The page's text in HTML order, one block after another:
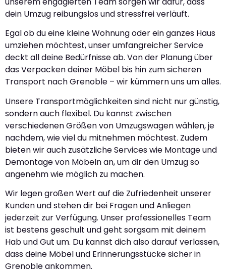
dein Umzug reibungslos und stressfrei verläuft.
Egal ob du eine kleine Wohnung oder ein ganzes Haus
umziehen möchtest, unser umfangreicher Service
deckt all deine Bedürfnisse ab. Von der Planung über
das Verpacken deiner Möbel bis hin zum sicheren
Transport nach Grenoble – wir kümmern uns um alles.
Unsere Transportmöglichkeiten sind nicht nur günstig,
sondern auch flexibel. Du kannst zwischen
verschiedenen Größen von Umzugswagen wählen, je
nachdem, wie viel du mitnehmen möchtest. Zudem
bieten wir auch zusätzliche Services wie Montage und
Demontage von Möbeln an, um dir den Umzug so
angenehm wie möglich zu machen.
Wir legen großen Wert auf die Zufriedenheit unserer
Kunden und stehen dir bei Fragen und Anliegen
jederzeit zur Verfügung. Unser professionelles Team
ist bestens geschult und geht sorgsam mit deinem
Hab und Gut um. Du kannst dich also darauf verlassen,
dass deine Möbel und Erinnerungsstücke sicher in
Grenoble ankommen.